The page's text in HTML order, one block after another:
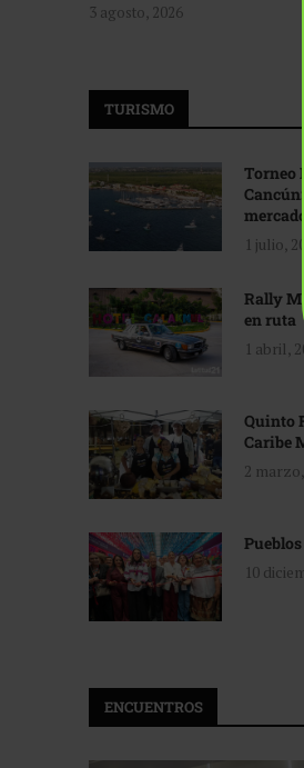
3 agosto, 2026
TURISMO
Torneo
mercados
1 julio,
Rally
en ruta
1 abril,
Quinto
Caribe
2
10
ENCUENTROS